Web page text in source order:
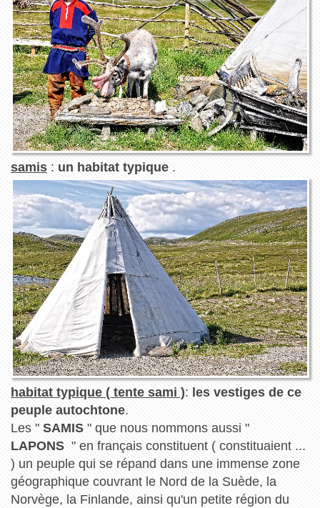
samis: un habitat typique.
habitat typique ( tente sami ): les vestiges de ce
peuple autochtone.
Les " SAMIS" que nous nommons aussi "
LAPONS" en français constituent ( constituaient ...
) un peuple qui se répand dans une immense zone
géographique couvrant le Nord de la Suède, la
Norvège, la Finlande, ainsi qu'un petite région du